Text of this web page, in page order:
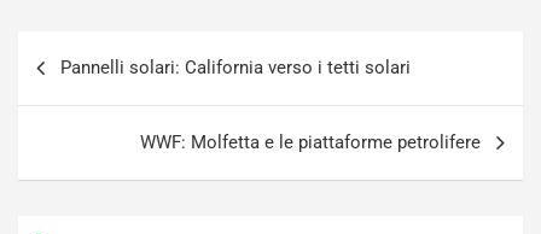
Pannelli solari: California verso i tetti solari
WWF: Molfetta e le piattaforme petrolifere